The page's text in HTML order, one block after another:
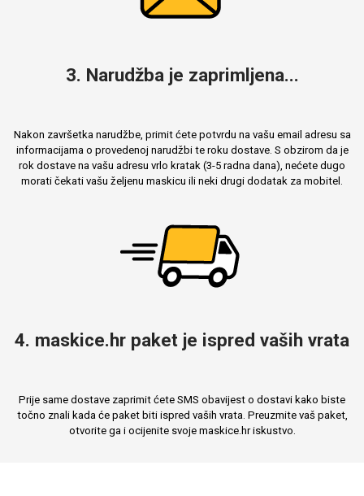
3. Narudžba je zaprimljena...
Nakon završetka narudžbe, primit ćete potvrdu na vašu email adresu sa
informacijama o provedenoj narudžbi te roku dostave. S obzirom da je
rok dostave na vašu adresu vrlo kratak (3-5 radna dana), nećete dugo
morati čekati vašu željenu maskicu ili neki drugi dodatak za mobitel.
4. maskice.hr paket je ispred vaših vrata
Prije same dostave zaprimit ćete SMS obavijest o dostavi kako biste
točno znali kada će paket biti ispred vaših vrata. Preuzmite vaš paket,
otvorite ga i ocijenite svoje maskice.hr iskustvo.